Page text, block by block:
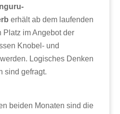
erhält ab dem laufenden
Platz im Angebot der
Knobel- und
Logisches Denken
sind gefragt.
beiden Monaten sind die